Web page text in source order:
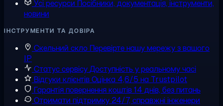
Усі ресурси Посібники, документація, інструменти,
новини
ІНСТРУМЕНТИ ТА ДОВІРА
Скельний скло Перевірте нашу мережу з вашого
IP
Статус сервісуДоступність у реальному часі
Відгуки клієнтівОцінка 4,6/5 на Trustpilot
Гарантія повернення коштів14 днів, без питань
Отримати підтримку 24/7, справжні інженери